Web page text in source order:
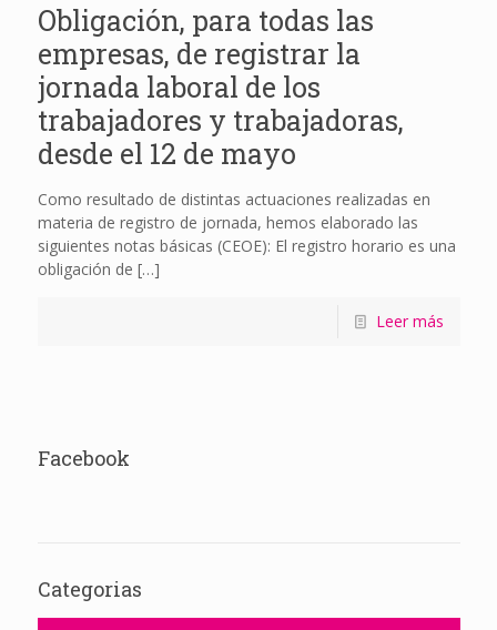
Obligación, para todas las
empresas, de registrar la
jornada laboral de los
trabajadores y trabajadoras,
desde el 12 de mayo
Como resultado de distintas actuaciones realizadas en
materia de registro de jornada, hemos elaborado las
siguientes notas básicas (CEOE): El registro horario es una
obligación de […]
Leer más
Facebook
Categorias